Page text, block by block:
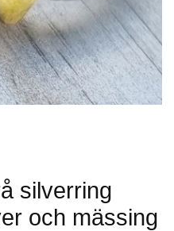
silverring
och mässing